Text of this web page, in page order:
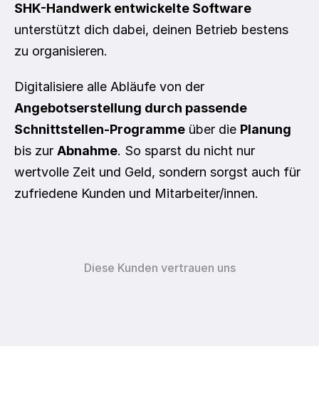
SHK-Handwerk entwickelte Software
unterstützt dich dabei, deinen Betrieb bestens
zu organisieren.
Angebotserstellung durch passende
Schnittstellen-Programme über die Planung
bis zur Abnahme. So sparst du nicht nur
wertvolle Zeit und Geld, sondern sorgst auch für
zufriedene Kunden und Mitarbeiter/innen.
Diese Kunden vertrauen uns